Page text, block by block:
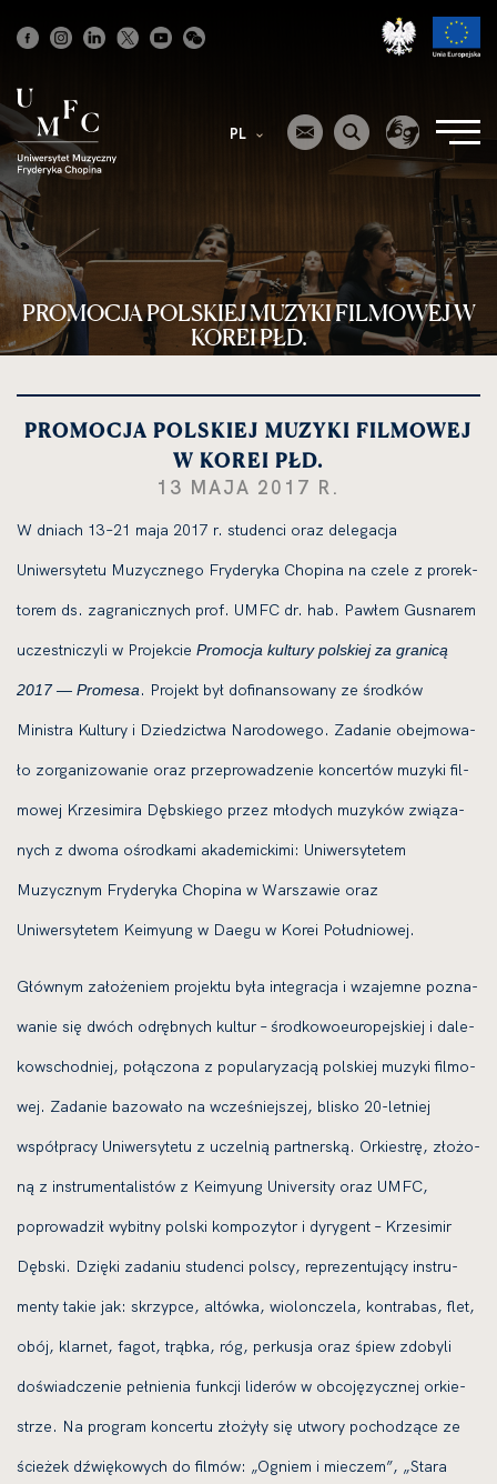
główna
PL
PROMOCJA POLSKIEJ MUZYKI FILMOWEJ W
KOREI PŁD.
PROMOCJA POLSKIEJ MUZYKI FILMOWEJ
W KOREI PŁD.
13 MAJA 2017 R.
W dniach 13–21 maja 2017 r. stu­den­ci oraz dele­ga­cja
Uniwersytetu Muzycznego Fryderyka Chopina na cze­le z pro­rek­
to­rem ds. zagra­nicz­nych prof. UMFC dr. hab. Pawłem Gusnarem
uczest­ni­czy­li w Projekcie Promocja kul­tu­ry pol­skiej za gra­ni­cą
2017 — Promesa. Projekt był dofi­nan­so­wa­ny ze środ­ków
Ministra Kultury i Dziedzictwa Narodowego. Zadanie obej­mo­wa­
ło zor­ga­ni­zo­wa­nie oraz prze­pro­wa­dze­nie kon­cer­tów muzy­ki fil­
mo­wej Krzesimira Dębskiego przez mło­dych muzy­ków zwią­za­
nych z dwo­ma ośrod­ka­mi aka­de­mic­ki­mi: Uniwersytetem
Muzycznym Fryderyka Chopina w Warszawie oraz
Uniwersytetem Keimyung w Daegu w Korei Południowej.
Głównym zało­że­niem pro­jek­tu była inte­gra­cja i wza­jem­ne pozna­
wa­nie się dwóch odręb­nych kul­tur – środ­ko­wo­eu­ro­pej­skiej i dale­
ko­wschod­niej, połą­czo­na z popu­la­ry­za­cją pol­skiej muzy­ki fil­mo­
wej. Zadanie bazo­wa­ło na wcze­śniej­szej, bli­sko 20-let­niej
współ­pra­cy Uniwersytetu z uczel­nią part­ner­ską. Orkiestrę, zło­żo­
ną z instru­men­ta­li­stów z Keimyung University oraz UMFC,
popro­wa­dził wybit­ny pol­ski kom­po­zy­tor i dyry­gent – Krzesimir
Dębski. Dzięki zada­niu stu­den­ci pol­scy, repre­zen­tu­ją­cy instru­
men­ty takie jak: skrzyp­ce, altów­ka, wio­lon­cze­la, kon­tra­bas, flet,
obój, klar­net, fagot, trąb­ka, róg, per­ku­sja oraz śpiew zdo­by­li
doświad­cze­nie peł­nie­nia funk­cji lide­rów w obco­ję­zycz­nej orkie­
strze. Na pro­gram kon­cer­tu zło­ży­ły się utwo­ry pocho­dzą­ce ze
ście­żek dźwię­ko­wych do fil­mów: „Ogniem i mie­czem”, „Stara